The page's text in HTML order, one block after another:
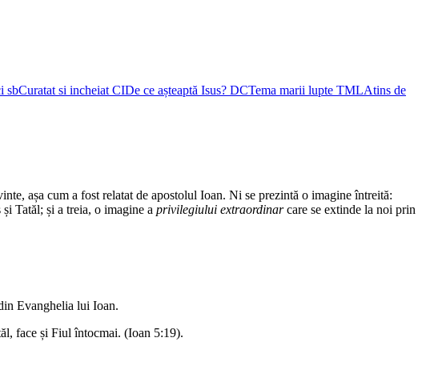
sbCuratat si incheiat CIDe ce așteaptă Isus? DCTema marii lupte TMLAtins de
așa cum a fost relatat de apostolul Ioan. Ni se prezintă o imagine întreită:
Tatăl; și a treia, o imagine a privilegiului extraordinarcare se extinde la noi prin
Evanghelia lui Ioan.
face și Fiul întocmai. (Ioan 5:19).